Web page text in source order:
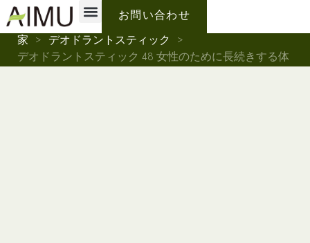
お問い合わせ
家 > デオドラントスティック
>
デオドラントスティック 48 女性のために長続きする体